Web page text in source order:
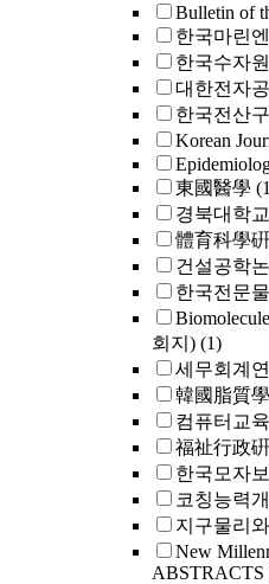
Bulletin of
한국마린
한국수자
대한전자
한국전산
Korean
東國醫學
경북대학
體育科學
건설공학
한국전문
회지) (1)
세무회계
韓國脂質
컴퓨터교
福祉行政
한국모자
코칭능력
지구물리
New
ABSTRACTS